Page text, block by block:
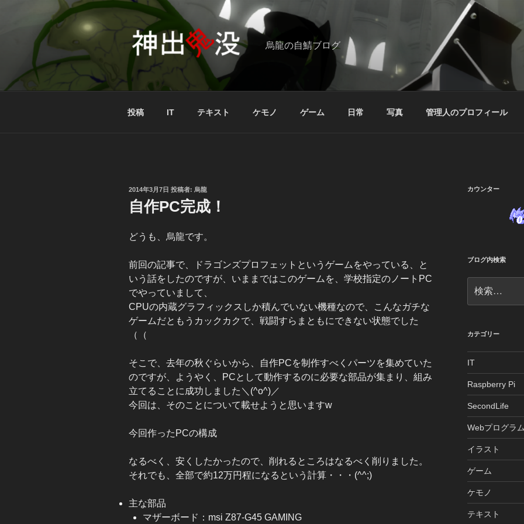
ス
烏龍の自鯖ブログ
投稿 IT テキスト ケモノ ゲーム 日常 写真 管理人のプロフィール
投
日:
2014年3月7日 投稿者: 烏龍
自作PC完成！
どうも、烏龍です。
前回の記事で、ドラゴンズプロフェットというゲームをやっている、と
いう話をしたのですが、いままではこのゲームを、学校指定のノートPC
でやっていまして、
CPUの内蔵グラフィックスしか積んでいない機種なので、こんなガチな
ゲームだともうカックカクで、戦闘すらまともにできない状態でした
（（
そこで、去年の秋ぐらいから、自作PCを制作すべくパーツを集めていた
のですが、ようやく、PCとして動作するのに必要な部品が集まり、組み
立てることに成功しました＼(^o^)／
今回は、そのことについて載せようと思いますw
今回作ったPCの構成
なるべく、安くしたかったので、削れるところはなるべく削りました。
それでも、全部で約12万円程になるという計算・・・(^^;)
主な部品
マザーボード：msi Z87-G45 GAMING
カウンター
ブログ内検索
索:
カテゴリー
IT
Raspberry Pi
SecondLife
Webプログラム
イラスト
ゲーム
ケモノ
テキスト